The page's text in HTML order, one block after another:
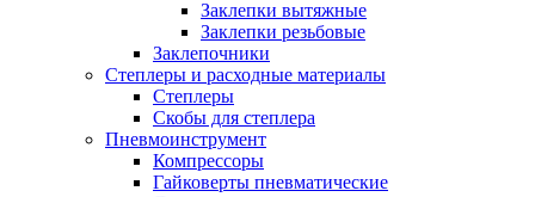
Заклепки вытяжные
Заклепки резьбовые
Заклепочники
Степлеры и расходные материалы
Степлеры
Скобы для степлера
Пневмоинструмент
Компрессоры
Гайковерты пневматические